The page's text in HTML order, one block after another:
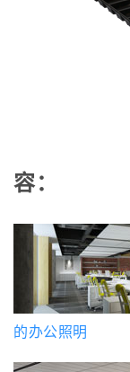
容：
的办公照明